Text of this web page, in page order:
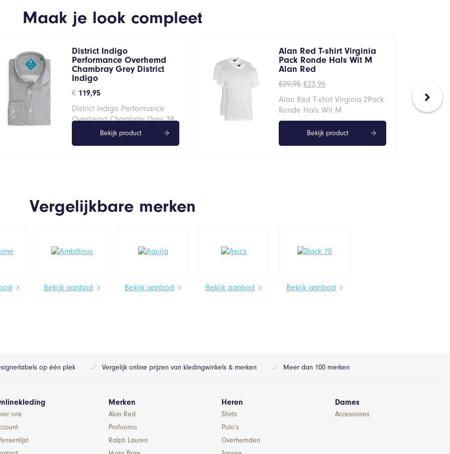
Maak je look compleet
District Indigo
Performance Overhemd
Chambray Grey District
Indigo
€ 119,95
District Indigo Performance
Overhemd Chambray Grey 38
Bekijk product
Alan Red T-shirt Virginia
Pack Ronde Hals Wit M
Alan Red
€29,95 Oorspronkelijke
was:
€29,95.
€23,96Huidige
is:
€23,96.
Alan Red T-shirt Virginia 2Pack
Ronde Hals Wit M
Bekijk product
Vergelijkbare merken
Bekijk aanbod Bekijk aanbod Bekijk aanbod Bekijk aanbod
op één plek Vergelijk online prijzen van kledingwinkels & merken Meer dan 100 merken
ons
Merken
Alan Red
Profuomo
Ralph Lauren
Heren
Shirts
Polo’s
Overhemden
Dames
Accessoires